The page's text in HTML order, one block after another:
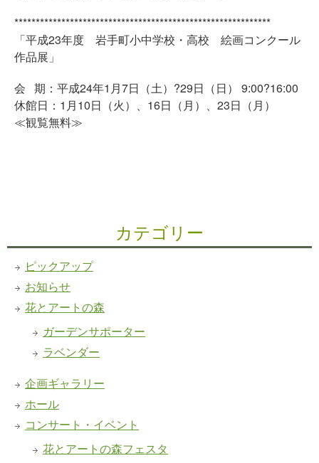
************************************************************
「平成23年度 岩手町小中学校・高校 絵画コンクール
作品展」
会 期：平成24年1月7日（土）?29日（日） 9:00?16:00
休館日：1月10日（火）、16日（月）、23日（月）
≪観覧無料≫
カテゴリー
ピックアップ
お知らせ
花とアートの森
ガーデンサポーター
ラベンダー
企画ギャラリー
ホール
コンサート・イベント
花とアートの森フェスタ